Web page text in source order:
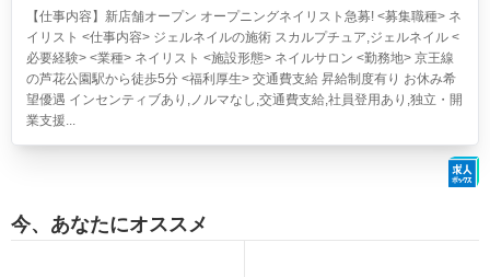
【仕事内容】新店舗オープン オープニングネイリスト急募! <募集職種> ネ
イリスト <仕事内容> ジェルネイルの施術 スカルプチュア,ジェルネイル <
必要経験> <業種> ネイリスト <施設形態> ネイルサロン <勤務地> 京王線
の芦花公園駅から徒歩5分 <福利厚生> 交通費支給 昇給制度有り お休み希
望優遇 インセンティブあり,ノルマなし,交通費支給,社員登用あり,独立・開
業支援...
今、あなたにオススメ